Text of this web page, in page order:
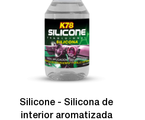
Silicone - Silicona de
interior aromatizada